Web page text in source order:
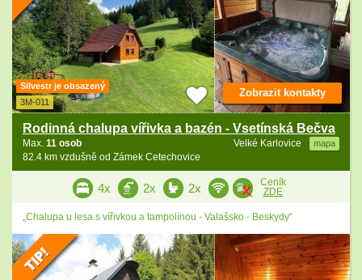
Silvestr je obsazený
3M-011
Rodinná chalupa vířivka a bazén - Vsetínská Bečva
Velké Karlovice mapa
Max. 11 osob
82.4 km vzdušně od Zámek Cetechovice
Zobrazit kontakty
4x 2x 2x
Ceník
ZDE
„Chalupa u lesa s vířivkou a tampolínou - Valašsko - Beskydy“